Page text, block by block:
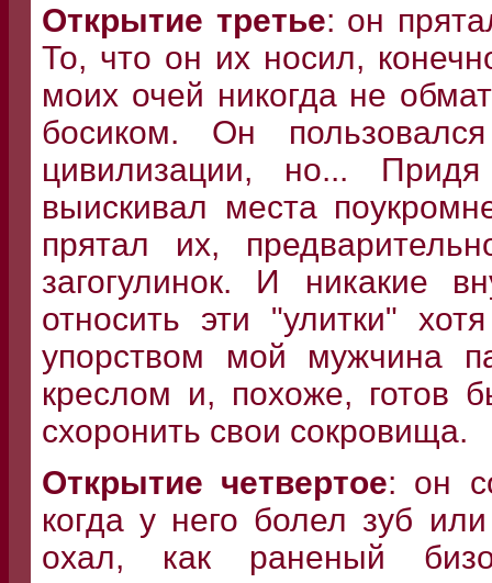
Открытие третье: он
То, что он их носил,
моих очей никогда не
босиком. Он
цивилизации, но...
выискивал места
прятал их,
загогулинок. И никакие
относить эти "улитки"
упорством мой мужчина
креслом и, похоже, готов
схоронить свои сокровища.
Открытие четвертое: он
когда у него болел зуб
охал, как раненый